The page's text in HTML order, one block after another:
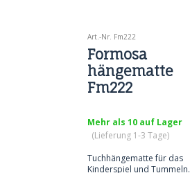
Art.-Nr. Fm222
Formosa
hängematte
Fm222
Mehr als 10 auf Lager
(Lieferung 1-3 Tage)
Tuchhängematte für das
Kinderspiel und Tummeln.